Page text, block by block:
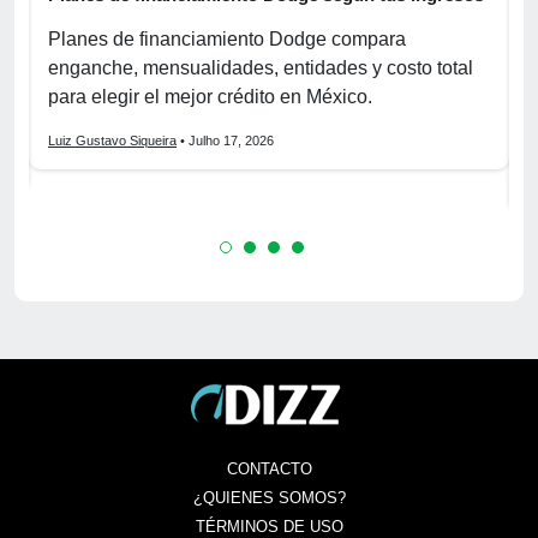
Planes de financiamiento Dodge compara
enganche, mensualidades, entidades y costo total
para elegir el mejor crédito en México.
Luiz Gustavo Siqueira • Julho 17, 2026
CONTACTO
¿QUIENES SOMOS?
TÉRMINOS DE USO